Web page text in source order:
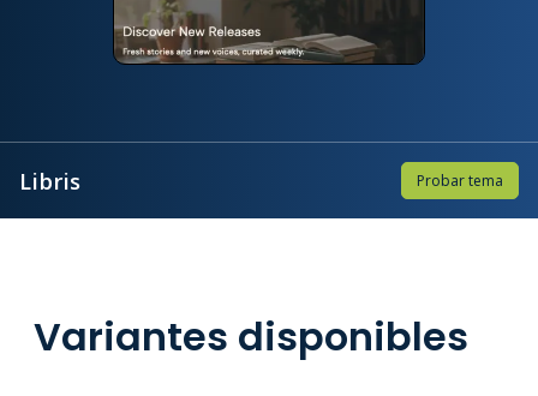
Libris Probar tema
Variantes disponibles